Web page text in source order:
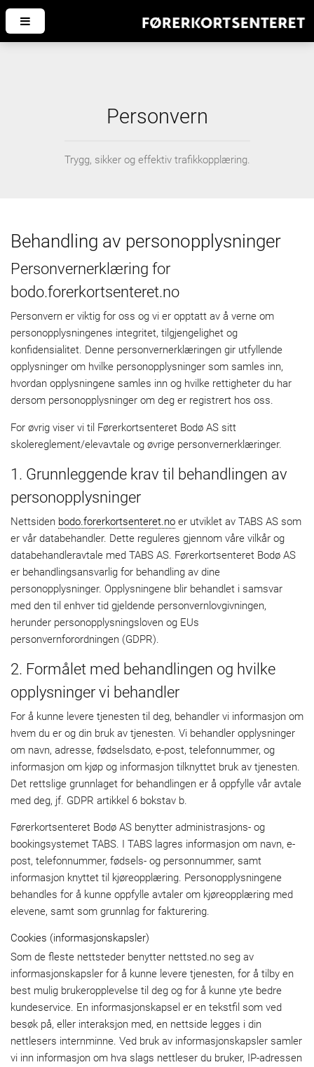
Personvern
Trygg, sikker og effektiv trafikkopplæring.
Behandling av personopplysninger
Personvernerklæring for
bodo.forerkortsenteret.no
Personvern er viktig for oss og vi er opptatt av å verne om
personopplysningenes integritet, tilgjengelighet og
konfidensialitet. Denne personvernerklæringen gir utfyllende
opplysninger om hvilke personopplysninger som samles inn,
hvordan opplysningene samles inn og hvilke rettigheter du har
dersom personopplysninger om deg er registrert hos oss.
For øvrig viser vi til Førerkortsenteret Bodø AS sitt
skolereglement/elevavtale og øvrige personvernerklæringer.
1. Grunnleggende krav til behandlingen av
personopplysninger
Nettsiden bodo.forerkortsenteret.noer utviklet av TABS AS som
er vår databehandler. Dette reguleres gjennom våre vilkår og
databehandleravtale med TABS AS. Førerkortsenteret Bodø AS
er behandlingsansvarlig for behandling av dine
personopplysninger. Opplysningene blir behandlet i samsvar
med den til enhver tid gjeldende personvernlovgivningen,
herunder personopplysningsloven og EUs
personvernforordningen (GDPR).
2. Formålet med behandlingen og hvilke
opplysninger vi behandler
For å kunne levere tjenesten til deg, behandler vi informasjon om
hvem du er og din bruk av tjenesten. Vi behandler opplysninger
om navn, adresse, fødselsdato, e-post, telefonnummer, og
informasjon om kjøp og informasjon tilknyttet bruk av tjenesten.
Det rettslige grunnlaget for behandlingen er å oppfylle vår avtale
med deg, jf. GDPR artikkel 6 bokstav b.
Førerkortsenteret Bodø AS benytter administrasjons- og
bookingsystemet TABS. I TABS lagres informasjon om navn, e-
post, telefonnummer, fødsels- og personnummer, samt
informasjon knyttet til kjøreopplæring. Personopplysningene
behandles for å kunne oppfylle avtaler om kjøreopplæring med
elevene, samt som grunnlag for fakturering.
Cookies (informasjonskapsler)
Som de fleste nettsteder benytter nettsted.no seg av
informasjonskapsler for å kunne levere tjenesten, for å tilby en
best mulig brukeropplevelse til deg og for å kunne yte bedre
kundeservice. En informasjonskapsel er en tekstfil som ved
besøk på, eller interaksjon med, en nettside legges i din
nettlesers internminne. Ved bruk av informasjonskapsler samler
vi inn informasjon om hva slags nettleser du bruker, IP-adressen